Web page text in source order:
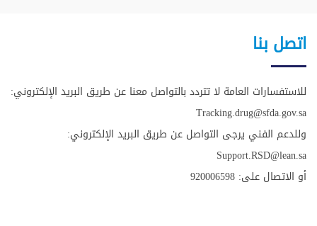
اتصل بنا
:للاستفسارات العامة لا تتردد بالتواصل معنا عن طريق البريد الإلكتروني
Tracking.drug@sfda.gov.sa
:وللدعم الفني يرجى التواصل عن طريق البريد الإلكتروني
Support.RSD@lean.sa
أو الاتصال على: 920006598